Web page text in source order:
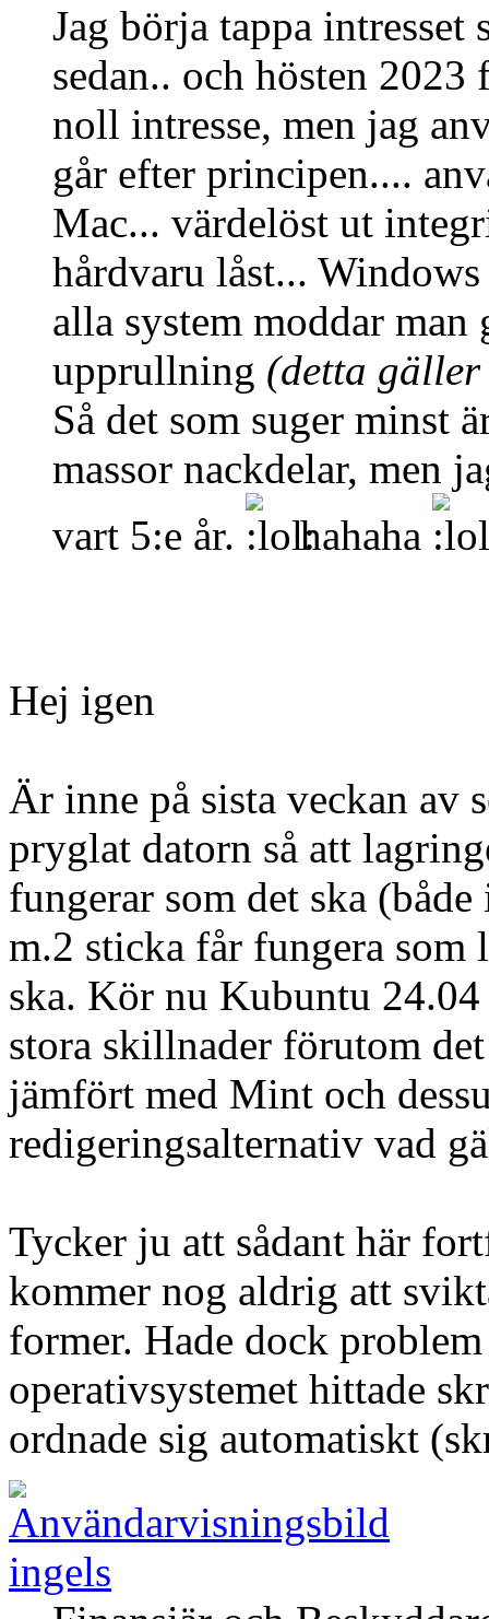
Jag börja tappa intresset
sedan.. och hösten
noll intresse, men jag
går efter principen....
Mac... värdelöst ut
hårdvaru låst...
alla system moddar
upprullning (detta
Så det som suger minst
massor nackdelar, men
vart 5:e år.
hahaha
Hej igen
Är inne på sista veckan av
pryglat datorn så att
fungerar som det ska
m.2 sticka får fungera som
ska. Kör nu Kubuntu
stora skillnader förutom
jämfört med Mint och
redigeringsalternativ vad
Tycker ju att sådant här
kommer nog aldrig att
former. Hade dock
operativsystemet hittade
ordnade sig automatiskt
ingels